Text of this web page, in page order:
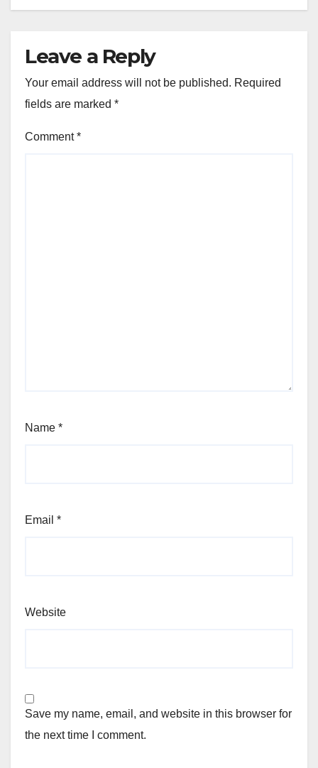
Leave a Reply
Your email address will not be published. Required
fields are marked *
Comment*
Name *
Email *
Website
Save my name, email, and website in this browser for
the next time I comment.